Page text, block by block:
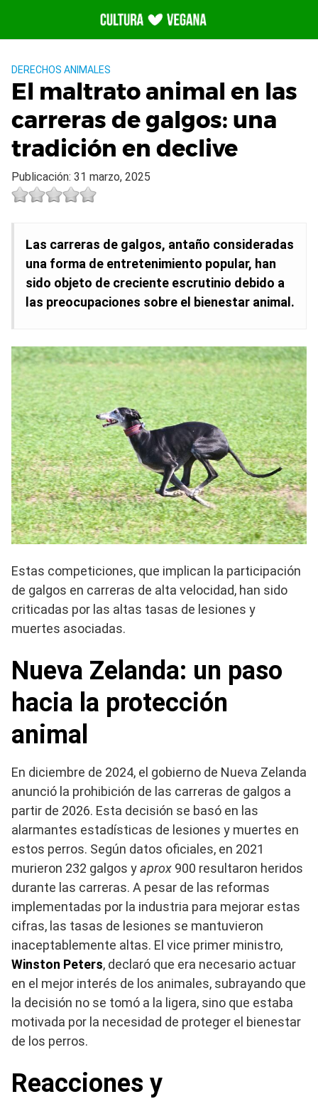
contenido
DERECHOS ANIMALES
El maltrato animal en las
carreras de galgos: una
tradición en declive
Publicación: 31 marzo, 2025
Las carreras de galgos, antaño consideradas
una forma de entretenimiento popular, han
sido objeto de creciente escrutinio debido a
las preocupaciones sobre el bienestar animal.
Estas competiciones, que implican la participación
de galgos en carreras de alta velocidad, han sido
criticadas por las altas tasas de lesiones y
muertes asociadas.
Nueva Zelanda: un paso
hacia la protección
animal
En diciembre de 2024, el gobierno de Nueva Zelanda
anunció la prohibición de las carreras de galgos a
partir de 2026. Esta decisión se basó en las
alarmantes estadísticas de lesiones y muertes en
estos perros. Según datos oficiales, en 2021
murieron 232 galgos yaprox 900 resultaron heridos
durante las carreras. A pesar de las reformas
implementadas por la industria para mejorar estas
cifras, las tasas de lesiones se mantuvieron
inaceptablemente altas. El vice primer ministro,
Winston Peters, declaró que era necesario actuar
en el mejor interés de los animales, subrayando que
la decisión no se tomó a la ligera, sino que estaba
motivada por la necesidad de proteger el bienestar
de los perros.
Reacciones y